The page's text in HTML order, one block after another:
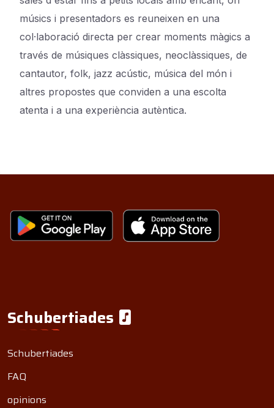
músics i presentadors es reuneixen en una
col·laboració directa per crear moments màgics a
través de músiques clàssiques, neoclàssiques, de
cantautor, folk, jazz acústic, música del món i
altres propostes que conviden a una escolta
atenta i a una experiència autèntica.
Schubertiades
Schubertiades
FAQ
opinions